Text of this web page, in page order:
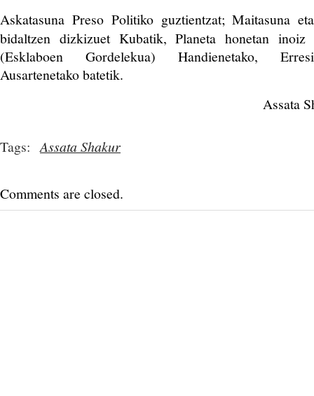
Askatasuna Preso Politiko guztientzat; Maitasuna
bidaltzen dizkizuet Kubatik, Planeta honetan
(Esklaboen Gordelekua) Handienetako,
Ausartenetako batetik.
Assata
Tags:Assata Shakur
Comments are closed.